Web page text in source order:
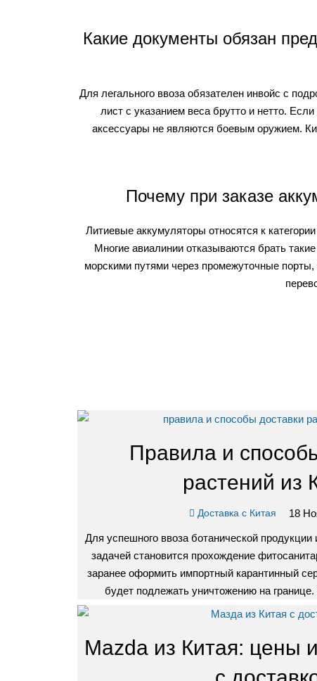
Какие документы обязан
Для легального ввоза обязателен инвойс с
лист с указанием веса брутто и нетто.
аксессуары не являются боевым оружием.
Почему при заказе
Литиевые аккумуляторы относятся к
Многие авиалинии отказываются брать
морскими путями через промежуточные
Правила и
растений из
Доставка с Китая 18
Для успешного ввоза ботанической
задачей становится прохождение
заранее оформить импортный карантинный
будет подлежать уничтожению на
Mazda из Китая: цены